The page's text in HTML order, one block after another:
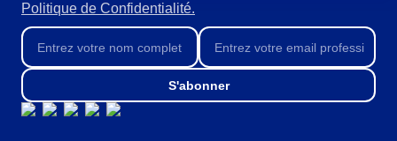
Politique de Confidentialité.
S'abonner